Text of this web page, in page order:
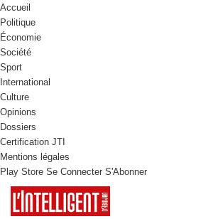
Accueil
Politique
Économie
Société
Sport
International
Culture
Opinions
Dossiers
Certification JTI
Mentions légales
Play Store Se Connecter S'Abonner